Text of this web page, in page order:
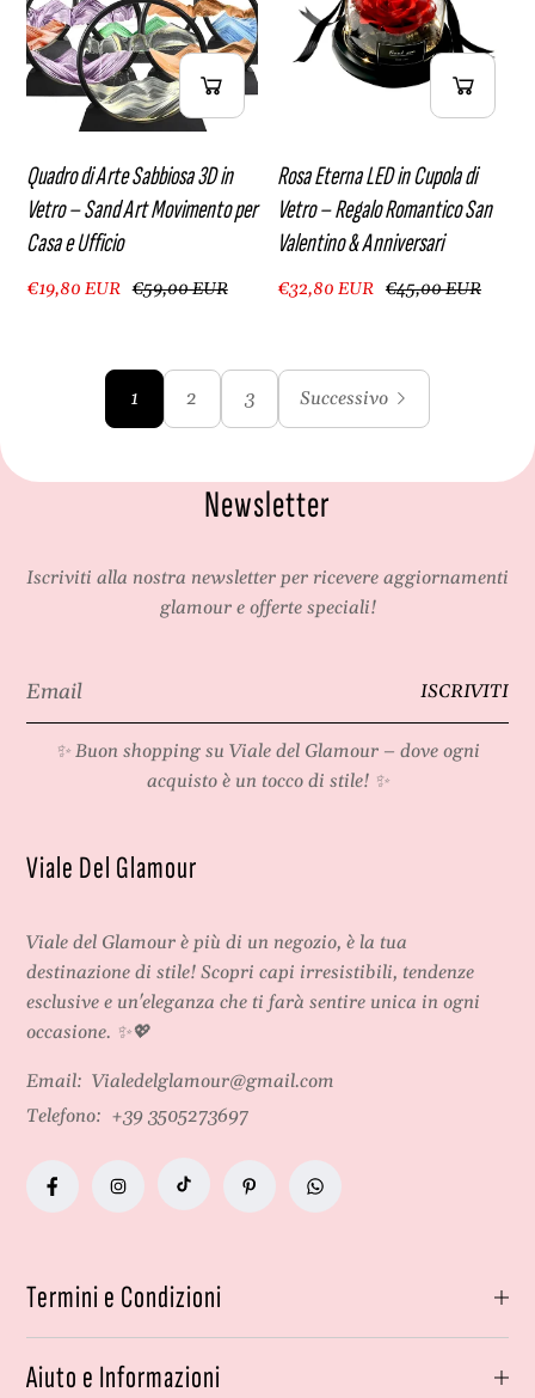
Quadro di Arte Sabbiosa 3D in
Vetro – Sand Art Movimento per
Casa e Ufficio
€19,80 EUR €59,00 EUR
Rosa Eterna LED in Cupola di
Vetro – Regalo Romantico San
Valentino & Anniversari
€32,80 EUR €45,00 EUR
1 2 3 Successivo
Newsletter
Iscriviti alla nostra newsletter per ricevere aggiornamenti
glamour e offerte speciali!
ISCRIVITI
✨ Buon shopping su Viale del Glamour – dove ogni
acquisto è un tocco di stile! ✨
Viale Del Glamour
Viale del Glamour è più di un negozio, è la tua
destinazione di stile! Scopri capi irresistibili, tendenze
esclusive e un'eleganza che ti farà sentire unica in ogni
occasione. ✨💖
Email: Vialedelglamour@gmail.com
Telefono: +39 3505273697
Termini e Condizioni
Aiuto e Informazioni